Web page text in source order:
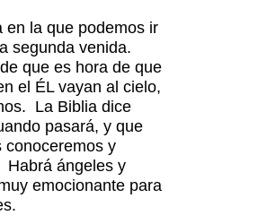
en la que podemos ir
segunda venida.
que es hora de que
el ÉL vayan al cielo,
La Biblia dice
pasará, y que
conoceremos y
Habrá ángeles y
emocionante para